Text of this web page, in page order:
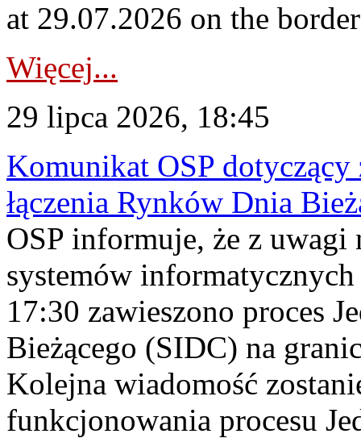
at 29.07.2026 on the
Więcej...
29 lipca 2026, 18:45
Komunikat OSP dotyczący
łączenia Rynków Dnia
OSP informuje, że z uwagi
systemów
17:30 zawieszono proces
Bieżącego (SIDC) na
Kolejna wiadomość
funkcjonowania procesu